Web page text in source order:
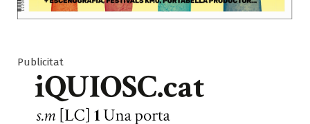
Publicitat